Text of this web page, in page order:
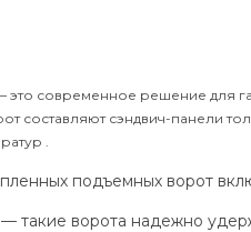
современное решение для
составляют сэндвич-
.
подъемных ворот
— такие ворота надежно